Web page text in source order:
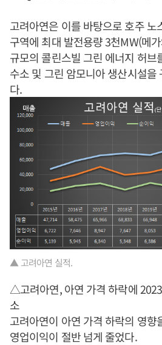
고려아연은 이를 바탕으로 호주 노
구역에 최대 발전용량 3천MW(메
규모의 콜린스빌 그린 에너지 허브
수소 및 그린 암모니아 생산시설을
다.
▲ 고려아연 실적.
△고려아연, 아연 가격 하락에
소
고려아연이 아연 가격 하락의 영향
영업이익이 절반 넘게 줄었다.